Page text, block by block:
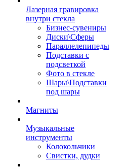
Лазерная гравировка
внутри стекла
Бизнес-сувениры
Диски\Сферы
Параллелепипеды
Подставки с
подсветкой
Фото в стекле
Шары\Подставки
под шары
Магниты
Музыкальные
инструменты
Колокольчики
Свистки, дудки